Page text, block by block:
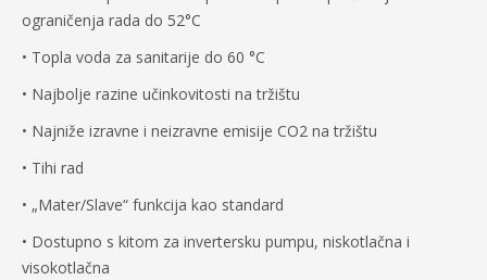
ograničenja rada do 52°C
• Topla voda za sanitarije do 60 °C
• Najbolje razine učinkovitosti na tržištu
• Najniže izravne i neizravne emisije CO2 na tržištu
• Tihi rad
• „Mater/Slave“ funkcija kao standard
• Dostupno s kitom za invertersku pumpu, niskotlačna i
visokotlačna